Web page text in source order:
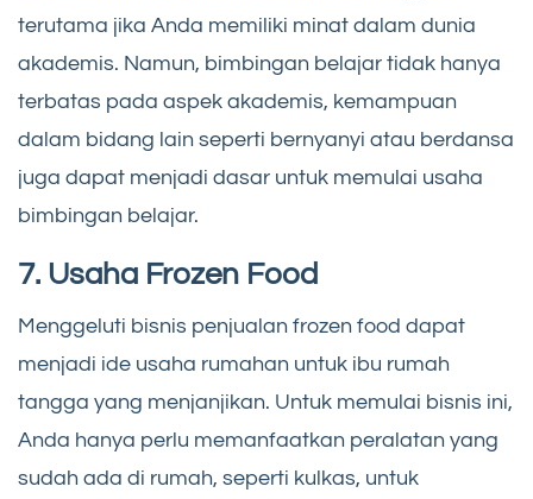
terutama jika Anda memiliki minat dalam dunia
akademis. Namun, bimbingan belajar tidak hanya
terbatas pada aspek akademis, kemampuan
dalam bidang lain seperti bernyanyi atau berdansa
juga dapat menjadi dasar untuk memulai usaha
bimbingan belajar.
7. Usaha Frozen Food
Menggeluti bisnis penjualan frozen food dapat
menjadi ide usaha rumahan untuk ibu rumah
tangga yang menjanjikan. Untuk memulai bisnis ini,
Anda hanya perlu memanfaatkan peralatan yang
sudah ada di rumah, seperti kulkas, untuk